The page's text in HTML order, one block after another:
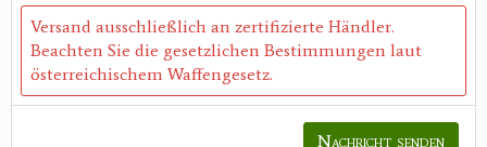
Versand ausschließlich an zertifizierte Händler.
Beachten Sie die gesetzlichen Bestimmungen laut
österreichischem Waffengesetz.
Nachricht senden